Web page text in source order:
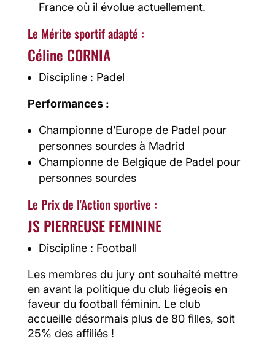
France où il évolue actuellement.
Le Mérite sportif adapté :
Céline CORNIA
Discipline : Padel
Performances :
Championne d’Europe de Padel pour
personnes sourdes à Madrid
Championne de Belgique de Padel pour
personnes sourdes
Le Prix de l'Action sportive :
JS PIERREUSE FEMININE
Discipline : Football
Les membres du jury ont souhaité mettre
en avant la politique du club liégeois en
faveur du football féminin. Le club
accueille désormais plus de 80 filles, soit
25% des affiliés !